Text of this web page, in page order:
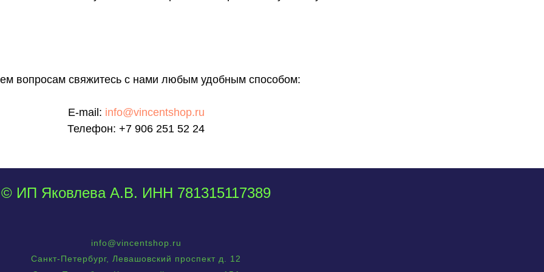
вопросам свяжитесь с нами любым удобным способом:
E-mail: info@vincentshop.ru
Телефон: +7 906 251 52 24
© ИП Яковлева А.В. ИНН 781315117389
info@vincentshop.ru
Санкт-Петербург, Левашовский проспект д. 12